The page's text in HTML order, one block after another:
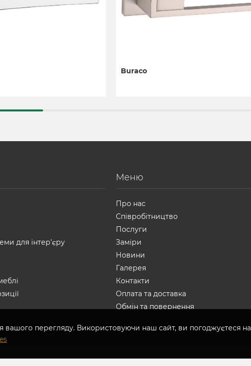
Buraco
для інтер'єру
Меню
Про нас
Співробітництво
Послуги
Заміри
Новини
Галерея
Контакти
Оплата та доставка
Обмін та повернення
перегляду. Використовуючи наш сайт, ви погоджуєтеся на